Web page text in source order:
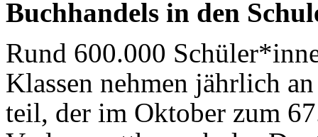
Buchhandels in den
Rund 600.000
Klassen nehmen jährlich
teil, der im Oktober zum